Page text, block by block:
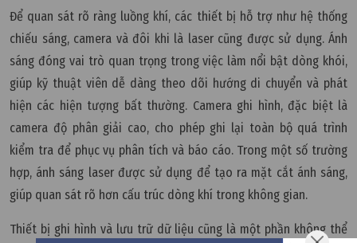
Để quan sát rõ ràng luồng khí, các thiết bị hỗ trợ như hệ thống
chiếu sáng, camera và đôi khi là laser cũng được sử dụng. Ánh
sáng đóng vai trò quan trọng trong việc làm nổi bật dòng khói,
giúp kỹ thuật viên dễ dàng theo dõi hướng di chuyển và phát
hiện các hiện tượng bất thường. Camera ghi hình, đặc biệt là
camera độ phân giải cao, cho phép ghi lại toàn bộ quá trình
kiểm tra để phục vụ phân tích và báo cáo. Trong một số trường
hợp, ánh sáng laser được sử dụng để tạo ra mặt cắt ánh sáng,
giúp quan sát rõ hơn cấu trúc dòng khí trong không gian.
Thiết bị ghi hình và lưu trữ dữ liệu cũng là một phần không thể